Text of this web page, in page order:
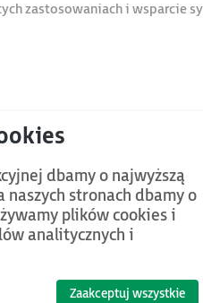
zastosowaniach i wsparcie
to przemysłowe urządzenia
i wysoką mocą
podzespołom zapewniają
Sprawdź
dbamy o najwyższą
stronach dbamy o
plików cookies i
analitycznych i
Zaakceptuj wszystkie